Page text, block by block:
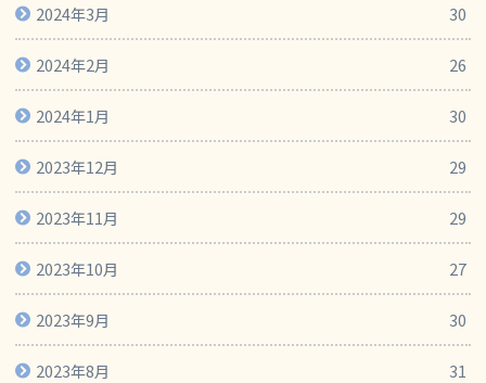
2024年3月 30
2024年2月 26
2024年1月 30
2023年12月 29
2023年11月 29
2023年10月 27
2023年9月 30
2023年8月 31